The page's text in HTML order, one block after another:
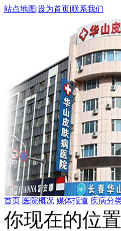
站点地图|设为首页|联系我们
首页 医院概况 媒体报道 疾病分
你现在的位置